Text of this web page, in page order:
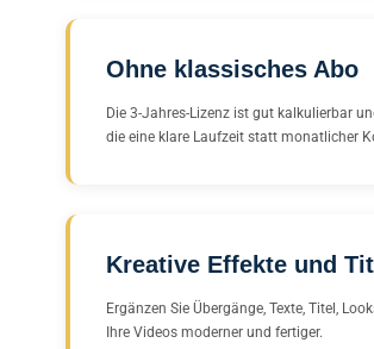
Ohne klassisches Abo
Die 3-Jahres-Lizenz ist gut kalkulierbar
die eine klare Laufzeit statt monatlicher
Kreative Effekte und
Ergänzen Sie Übergänge, Texte, Titel,
Ihre Videos moderner und fertiger.